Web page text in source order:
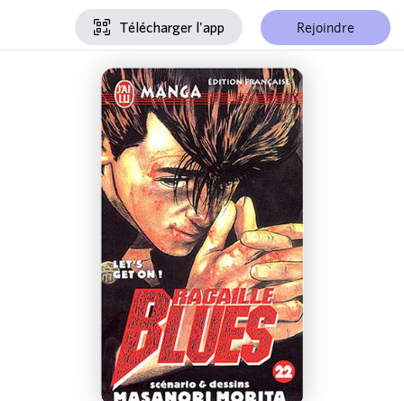
Télécharger l'app Rejoindre